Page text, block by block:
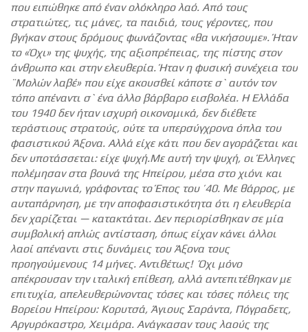
που ειπώθηκε από έναν ολόκληρο λαό. Από τους
στρατιώτες, τις μάνες, τα παιδιά, τους γέροντες, που
βγήκαν στους δρόμους φωνάζοντας «θα νικήσουμε». Ήταν
το «Όχι» της ψυχής, της αξιοπρέπειας, της πίστης στον
άνθρωπο και στην ελευθερία. Ήταν η φυσική συνέχεια του
¨Μολών λαβέ» που είχε ακουσθεί κάποτε σ` αυτόν τον
τόπο απέναντι σ` ένα άλλο βάρβαρο εισβολέα. Η Ελλάδα
του 1940 δεν ήταν ισχυρή οικονομικά, δεν διέθετε
τεράστιους στρατούς, ούτε τα υπερσύγχρονα όπλα του
φασιστικού Άξονα. Αλλά είχε κάτι που δεν αγοράζεται και
δεν υποτάσσεται: είχε ψυχή.Με αυτή την ψυχή, οι Έλληνες
πολέμησαν στα βουνά της Ηπείρου, μέσα στο χιόνι και
στην παγωνιά, γράφοντας το Έπος του ’40. Με θάρρος, με
αυταπάρνηση, με την αποφασιστικότητα ότι η ελευθερία
δεν χαρίζεται — κατακτάται. Δεν περιορίσθηκαν σε μία
συμβολική απλώς αντίσταση, όπως είχαν κάνει άλλοι
λαοί απέναντι στις δυνάμεις του Άξονα τους
προηγούμενους 14 μήνες. Αντιθέτως! Όχι μόνο
απέκρουσαν την ιταλική επίθεση, αλλά αντεπιτέθηκαν με
επιτυχία, απελευθερώνοντας τόσες και τόσες πόλεις της
Βορείου Ηπείρου: Κορυτσά, Άγιους Σαράντα, Πόγραδετς,
Αργυρόκαστρο, Χειμάρα. Ανάγκασαν τους λαούς της